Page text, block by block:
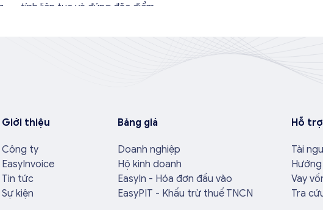
tính liên tục và đúng đặc điểm,
về mã số thuế, đơn giá hay ngày
Giới thiệu
Công ty
EasyInvoice
Tin tức
Sự kiện
Bảng giá
Doanh nghiệp
Hộ kinh doanh
EasyIn - Hóa đơn đầu vào
EasyPIT - Khấu trừ thuế TNCN
Hỗ trợ
Tài
Vay
Tra